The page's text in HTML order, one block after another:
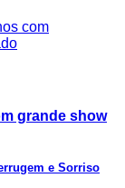
grande show
e Sorriso